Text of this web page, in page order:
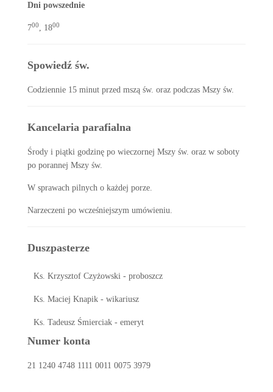
Dni powszednie
700, 1800
Spowiedź św.
Codziennie 15 minut przed mszą św. oraz podczas Mszy św.
Kancelaria parafialna
Środy i piątki godzinę po wieczornej Mszy św. oraz w soboty
po porannej Mszy św.
W sprawach pilnych o każdej porze.
Narzeczeni po wcześniejszym umówieniu.
Duszpasterze
Ks. Krzysztof Czyżowski - proboszcz
Ks. Maciej Knapik - wikariusz
Ks. Tadeusz Śmierciak - emeryt
Numer konta
21 1240 4748 1111 0011 0075 3979